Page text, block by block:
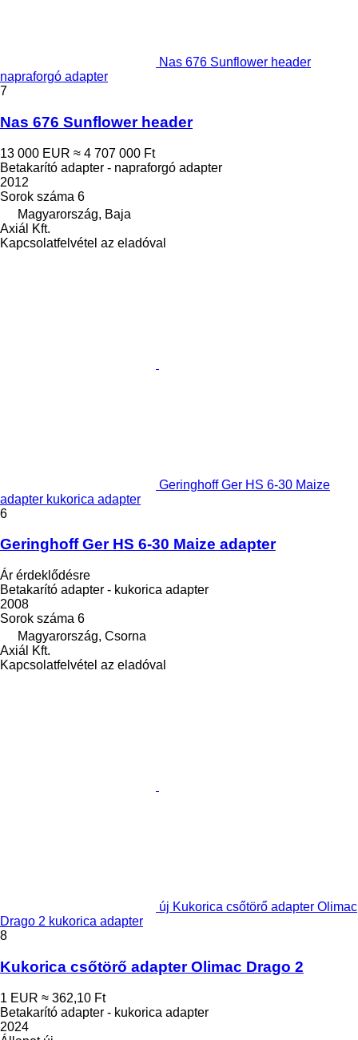
Nas 676 Sunflower header
napraforgó adapter
7
Nas 676 Sunflower header
13 000 EUR ≈ 4 707 000 Ft
Betakarító adapter - napraforgó adapter
2012
Sorok száma 6
Magyarország, Baja
Axiál Kft.
Kapcsolatfelvétel az eladóval
Geringhoff Ger HS 6-30 Maize
adapter kukorica adapter
6
Geringhoff Ger HS 6-30 Maize adapter
Ár érdeklődésre
Betakarító adapter - kukorica adapter
2008
Sorok száma 6
Magyarország, Csorna
Axiál Kft.
Kapcsolatfelvétel az eladóval
új Kukorica csőtörő adapter Olimac
Drago 2 kukorica adapter
8
Kukorica csőtörő adapter Olimac Drago 2
1 EUR ≈ 362,10 Ft
Betakarító adapter - kukorica adapter
2024